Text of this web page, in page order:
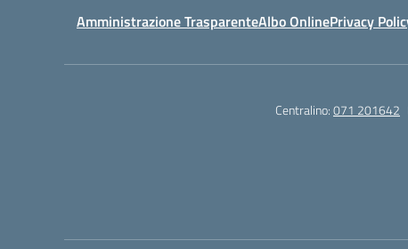
Amministrazione TrasparenteAlbo OnlinePrivacy
Centralino:071 201642